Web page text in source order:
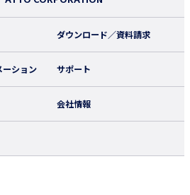
ダウンロード／資料請求
ーション サポート
会社情報